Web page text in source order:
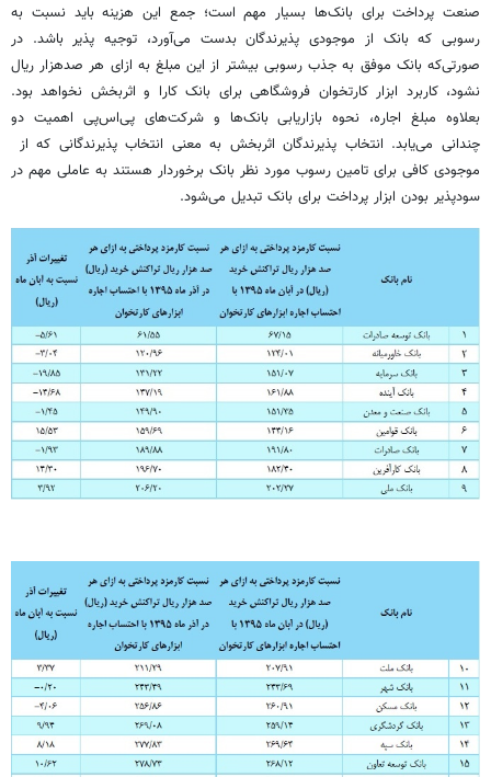
صنعت پرداخت برای بانک‌ها بسیار مهم است؛ جمع این هزینه باید نسبت به
رسوبی که بانک از موجودی پذیرندگان بدست می‌آورد، توجیه پذیر باشد. در
صورتی‌که بانک موفق به جذب رسوبی بیشتر از این مبلغ به ازای هر صدهزار ریال
نشود، کاربرد ابزار کارتخوان فروشگاهی برای بانک کارا و اثربخش نخواهد بود.
بعلاوه مبلغ اجاره، نحوه بازاریابی بانک‌ها و شرکت‌های پی‌اس‌پی اهمیت دو
چندانی می‌یابد. انتخاب پذیرندگان اثربخش به معنی انتخاب پذیرندگانی که از
موجودی کافی برای تامین رسوب مورد نظر بانک برخوردار هستند به عاملی مهم در
سودپذیر بودن ابزار پرداخت برای بانک تبدیل می‌شود.